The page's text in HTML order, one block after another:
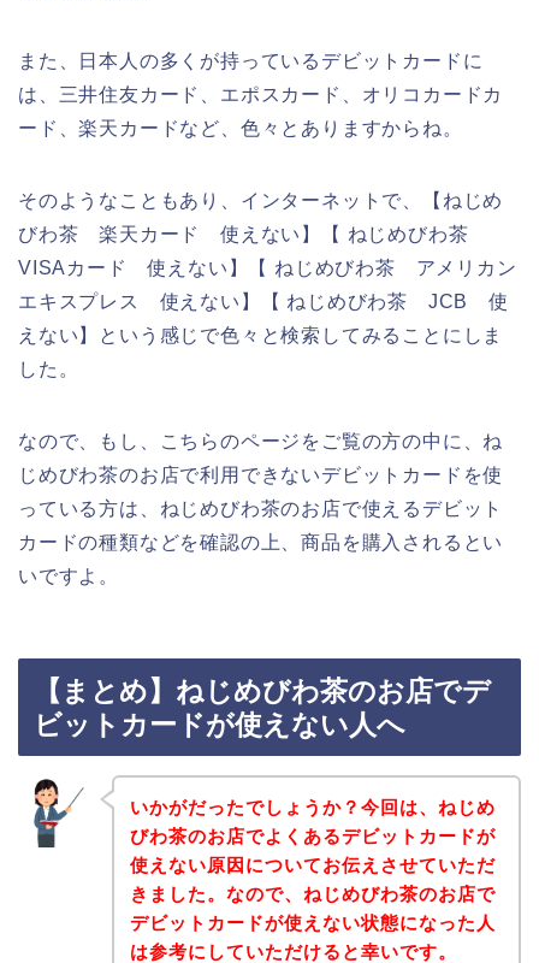
また、日本人の多くが持っているデビットカードに
は、三井住友カード、エポスカード、オリコカードカ
ード、楽天カードなど、色々とありますからね。
そのようなこともあり、インターネットで、【ねじめ
びわ茶 楽天カード 使えない】【 ねじめびわ茶
VISAカード 使えない】【 ねじめびわ茶 アメリカン
エキスプレス 使えない】【 ねじめびわ茶 JCB 使
えない】という感じで色々と検索してみることにしま
した。
なので、もし、こちらのページをご覧の方の中に、ね
じめびわ茶のお店で利用できないデビットカードを使
っている方は、ねじめびわ茶のお店で使えるデビット
カードの種類などを確認の上、商品を購入されるとい
いですよ。
【まとめ】ねじめびわ茶のお店でデ
ビットカードが使えない人へ
いかがだったでしょうか？今回は、ねじめ
びわ茶のお店でよくあるデビットカードが
使えない原因についてお伝えさせていただ
きました。なので、ねじめびわ茶のお店で
デビットカードが使えない状態になった人
は参考にしていただけると幸いです。